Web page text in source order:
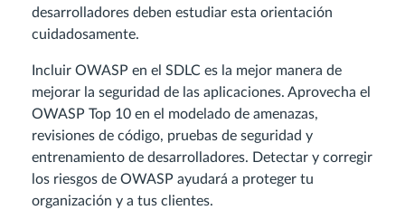
desarrolladores deben estudiar esta orientación
cuidadosamente.
Incluir OWASP en el SDLC es la mejor manera de
mejorar la seguridad de las aplicaciones. Aprovecha el
OWASP Top 10 en el modelado de amenazas,
revisiones de código, pruebas de seguridad y
entrenamiento de desarrolladores. Detectar y corregir
los riesgos de OWASP ayudará a proteger tu
organización y a tus clientes.